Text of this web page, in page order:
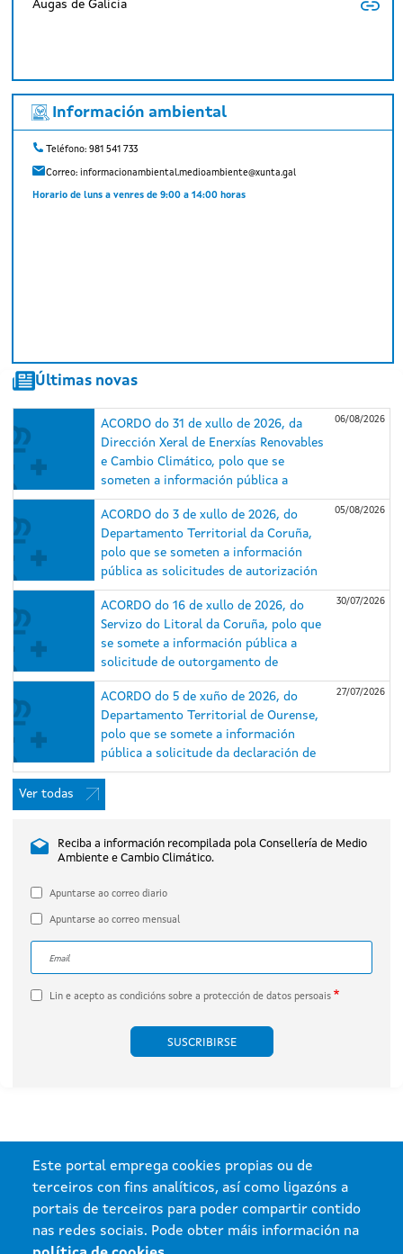
Este portal emprega cookies propias ou de
terceiros con fins analíticos, así como ligazóns a
portais de terceiros para poder compartir contido
nas redes sociais. Pode obter máis información na
Últimas novas
ACORDO do 31 de xullo de 2026, da
Dirección Xeral de Enerxías Renovables
e Cambio Climático, polo que se
someten a información pública a
solicitude de autorización
administrativa previa e de construción
e o estudo de impacto ambiental (EsIA)
do proxecto do parque eólico
Repotenciación Serra da Loba e das
súas infraestruturas de evacuación,
nos concellos de Guitiriz e Xermade
(Lugo) e Aranga e Monfero (A Coruña)
(expediente IN408A 2025/018).
06/08/2026
ACORDO do 3 de xullo de 2026, do
Departamento Territorial da Coruña,
polo que se someten a información
pública as solicitudes de autorización
administrativa previa e de construción
e o estudo de impacto ambiental dos
proxectos do parque eólico
Repotenciación Barbanza I (expediente
IN408A 2025/007) e do parque eólico
Repotenciación Barbanza II (expediente
IN408A 2025/006), situados nos
concellos do Porto do Son, A Pobra do
Caramiñal e Boiro (A Coruña).
05/08/2026
ACORDO do 16 de xullo de 2026, do
Servizo do Litoral da Coruña, polo que
se somete a información pública a
solicitude de outorgamento de
concesión de ocupación de dominio
público marítimo-terrestre para caseta
de salvamento, duchas e lavapés na
praia de Gandarío, no concello de
Bergondo (A Coruña).
30/07/2026
ACORDO do 5 de xuño de 2026, do
Departamento Territorial de Ourense,
polo que se somete a información
pública a solicitude da declaración de
utilidade pública, en concreto, coa
proxecto do parque eólico Xesteirón,
Montederramo (Ourense), promovido
(expediente IN408A 2020/032B).
27/07/2026
Ver todas
Reciba a información recompilada pola Consellería de Medio
Ambiente e Cambio Climático.
Apuntarse ao correo diario
Apuntarse ao correo mensual
Lin e acepto as condicións sobre a protección de datos persoais
Augas de Galicia
Información ambiental
Teléfono: 981 541 733
Correo:informacionambiental.medioambiente@xunta.gal
Horario de luns a venres de 9:00 a 14:00 horas